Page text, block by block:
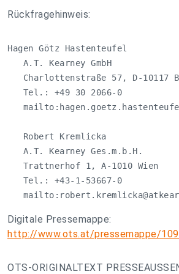
Rückfragehinweis:
Hagen Götz Hastenteufel
   A.T. Kearney GmbH
Charlottenstraße 57, D-10117
   Tel.: +49 30 2066-0
   mailto:
   Robert Kremlicka
   A.T. Kearney Ges.m.b.H.
   Trattnerhof 1, A-1010 Wien
   Tel.: +43-1-53667-0
   mailto:
Digitale Pressemappe:
http://www.ots.at/pressemappe/
OTS-ORIGINALTEXT